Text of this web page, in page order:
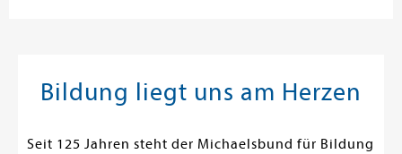
Bildung liegt uns am Herzen
Seit 125 Jahren steht der Michaelsbund für Bildung